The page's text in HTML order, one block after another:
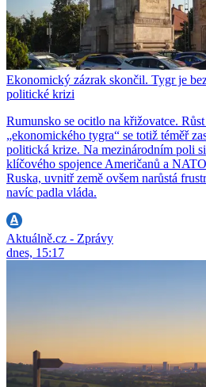
Ekonomický zázrak skončil. Tygr je
politické krizi
Rumunsko se ocitlo na křižovatce.
„ekonomického tygra“ se totiž téměř
politická krize. Na mezinárodním poli
klíčového spojence Američanů a
Ruska, uvnitř země ovšem narůstá
navíc padla vláda.
Aktuálně.cz - Zprávy
dnes, 15:17